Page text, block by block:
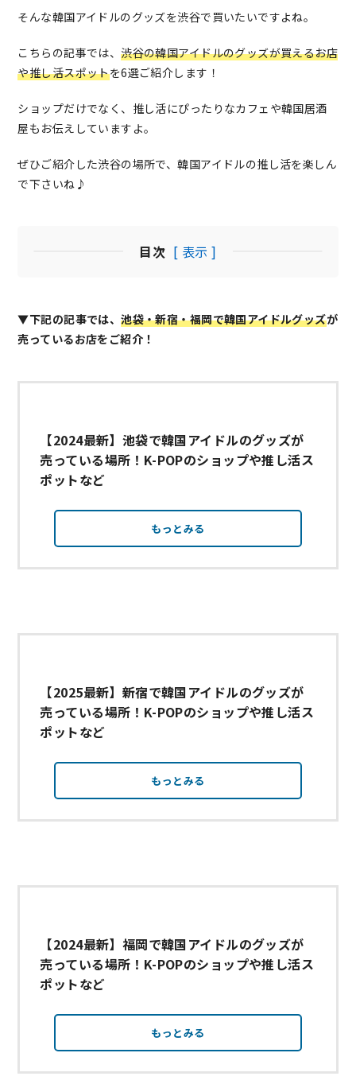
そんな韓国アイドルのグッズを渋谷で買いたいですよね。
こちらの記事では、渋谷の韓国アイドルのグッズが買えるお店
や推し活スポットを6選ご紹介します！
ショップだけでなく、推し活にぴったりなカフェや韓国居酒
屋もお伝えしていますよ。
ぜひご紹介した渋谷の場所で、韓国アイドルの推し活を楽しん
で下さいね♪
目次 [ 表示 ]
▼下記の記事では、池袋・新宿・福岡で韓国アイドルグッズが
売っているお店をご紹介！
【2024最新】池袋で韓国アイドルのグッズが
売っている場所！K-POPのショップや推し活ス
ポットなど
もっとみる
【2025最新】新宿で韓国アイドルのグッズが
売っている場所！K-POPのショップや推し活ス
ポットなど
もっとみる
【2024最新】福岡で韓国アイドルのグッズが
売っている場所！K-POPのショップや推し活ス
ポットなど
もっとみる